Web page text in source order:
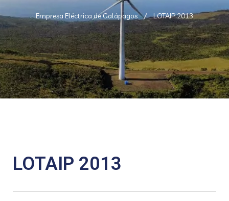
Empresa Eléctrica de Galápagos LOTAIP 2013
LOTAIP 2013